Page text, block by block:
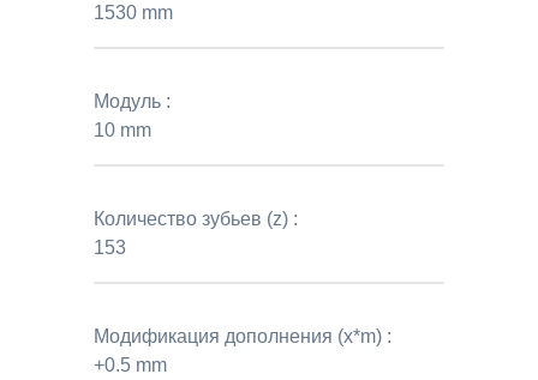
1530 mm
Модуль :
10 mm
Количество зубьев (z) :
153
Модификация дополнения (x*m) :
+0.5 mm